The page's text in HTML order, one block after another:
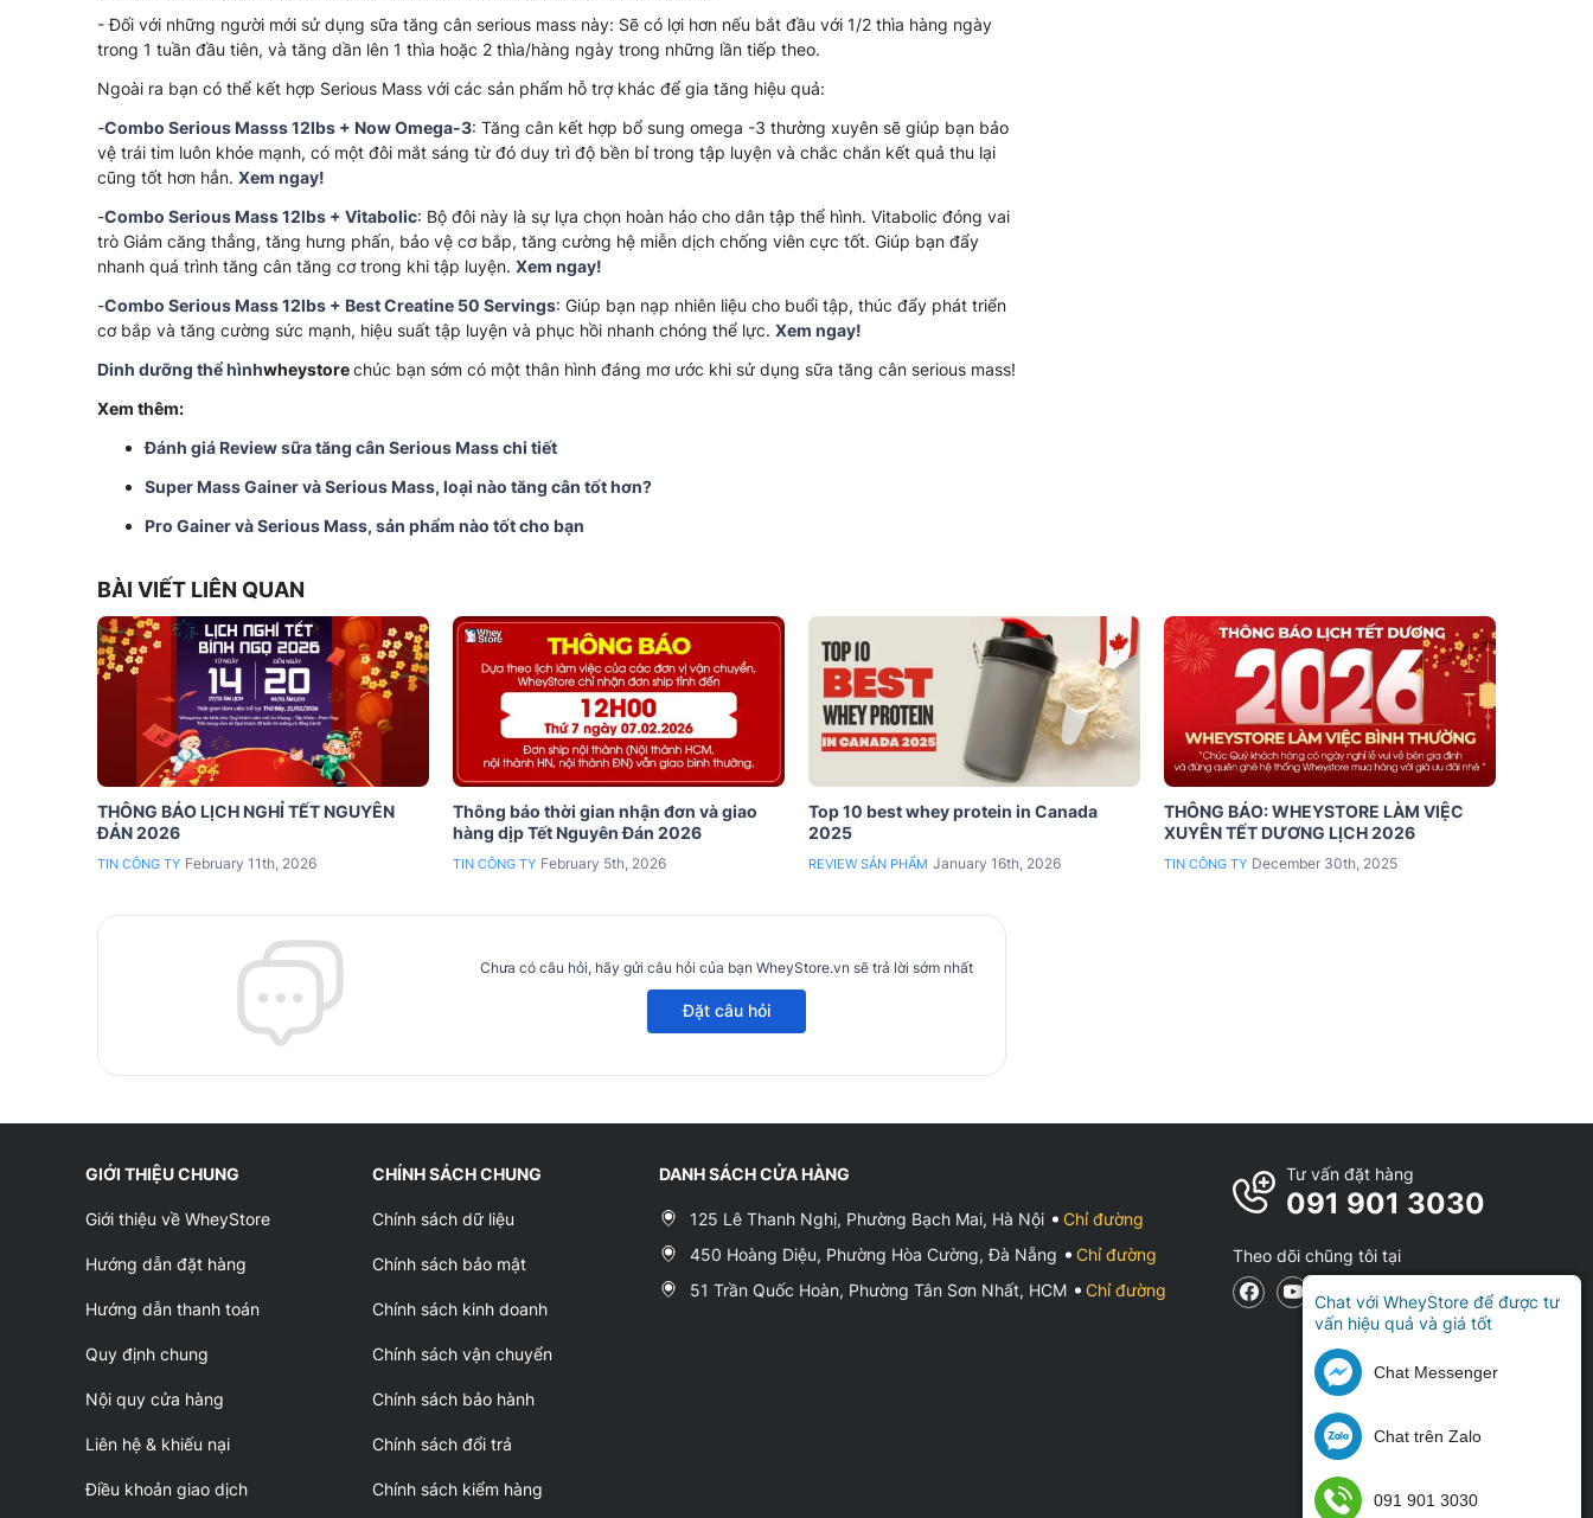
- Đối với những người mới sử dụng sữa tăng cân serious mass này: Sẽ có lợi hơn nếu bắt đầu với 1/2 thìa hàng ngày
trong 1 tuần đầu tiên, và tăng dần lên 1 thìa hoặc 2 thìa/hàng ngày trong những lần tiếp theo.
Ngoài ra bạn có thể kết hợp Serious Mass với các sản phẩm hỗ trợ khác để gia tăng hiệu quả:
-Combo Serious Masss 12lbs + Now Omega-3: Tăng cân kết hợp bổ sung omega -3 thường xuyên sẽ giúp bạn bảo
vệ trái tim luôn khỏe mạnh, có một đôi mắt sáng từ đó duy trì độ bền bỉ trong tập luyện và chắc chắn kết quả thu lại
cũng tốt hơn hẳn. Xem ngay!
-Combo Serious Mass 12lbs + Vitabolic: Bộ đôi này là sự lựa chọn hoàn hảo cho dân tập thể hình. Vitabolic đóng vai
trò Giảm căng thẳng, tăng hưng phấn, bảo vệ cơ bắp, tăng cường hệ miễn dịch chống viên cực tốt. Giúp bạn đẩy
nhanh quá trình tăng cân tăng cơ trong khi tập luyện. Xem ngay!
-Combo Serious Mass 12lbs + Best Creatine 50 Servings: Giúp bạn nạp nhiên liệu cho buổi tập, thúc đẩy phát triển
cơ bắp và tăng cường sức mạnh, hiệu suất tập luyện và phục hồi nhanh chóng thể lực. Xem ngay!
Dinh dưỡng thể hìnhwheystorechúc bạn sớm có một thân hình đáng mơ ước khi sử dụng sữa tăng cân serious mass!
Xem thêm:
Đánh giá Review sữa tăng cân Serious Mass chi tiết
Super Mass Gainer và Serious Mass, loại nào tăng cân tốt hơn?
Pro Gainer và Serious Mass, sản phẩm nào tốt cho bạn
BÀI VIẾT LIÊN QUAN
THÔNG BÁO LỊCH NGHỈ TẾT NGUYÊN
ĐÁN 2026
TIN CÔNG TY February 11th, 2026
Thông báo thời gian nhận đơn và giao
hàng dịp Tết Nguyên Đán 2026
TIN CÔNG TY February 5th, 2026
Top 10 best whey protein in Canada
2025
REVIEW SẢN PHẨM January 16th, 2026
THÔNG BÁO: WHEYSTORE LÀM VIỆC
XUYÊN TẾT DƯƠNG LỊCH 2026
TIN CÔNG TY December 30th, 2025
Chưa có câu hỏi, hãy gửi câu hỏi của bạn WheyStore.vn sẽ trả lời sớm nhất
Đặt câu hỏi
GIỚI THIỆU CHUNG
Giới thiệu về WheyStore
Hướng dẫn đặt hàng
Hướng dẫn thanh toán
Quy định chung
Nội quy cửa hàng
Liên hệ & khiếu nại
Điều khoản giao dịch
CHÍNH SÁCH CHUNG
Chính sách dữ liệu
Chính sách bảo mật
Chính sách kinh doanh
Chính sách vận chuyển
Chính sách bảo hành
Chính sách đổi trả
Chính sách kiểm hàng
DANH SÁCH CỬA HÀNG
125 Lê Thanh Nghị, Phường Bạch Mai, Hà Nội
Chỉ đường
450 Hoàng Diệu, Phường Hòa Cường, Đà Nẵng
Chỉ đường
51 Trần Quốc Hoàn, Phường Tân Sơn Nhất, HCM
Chỉ đường
Tư vấn đặt hàng
091 901 3030
Theo dõi chũng tôi tại
Chat với WheyStore để được tư
vấn hiệu quả và giá tốt
Chat Messenger
Chat trên Zalo
091 901 3030